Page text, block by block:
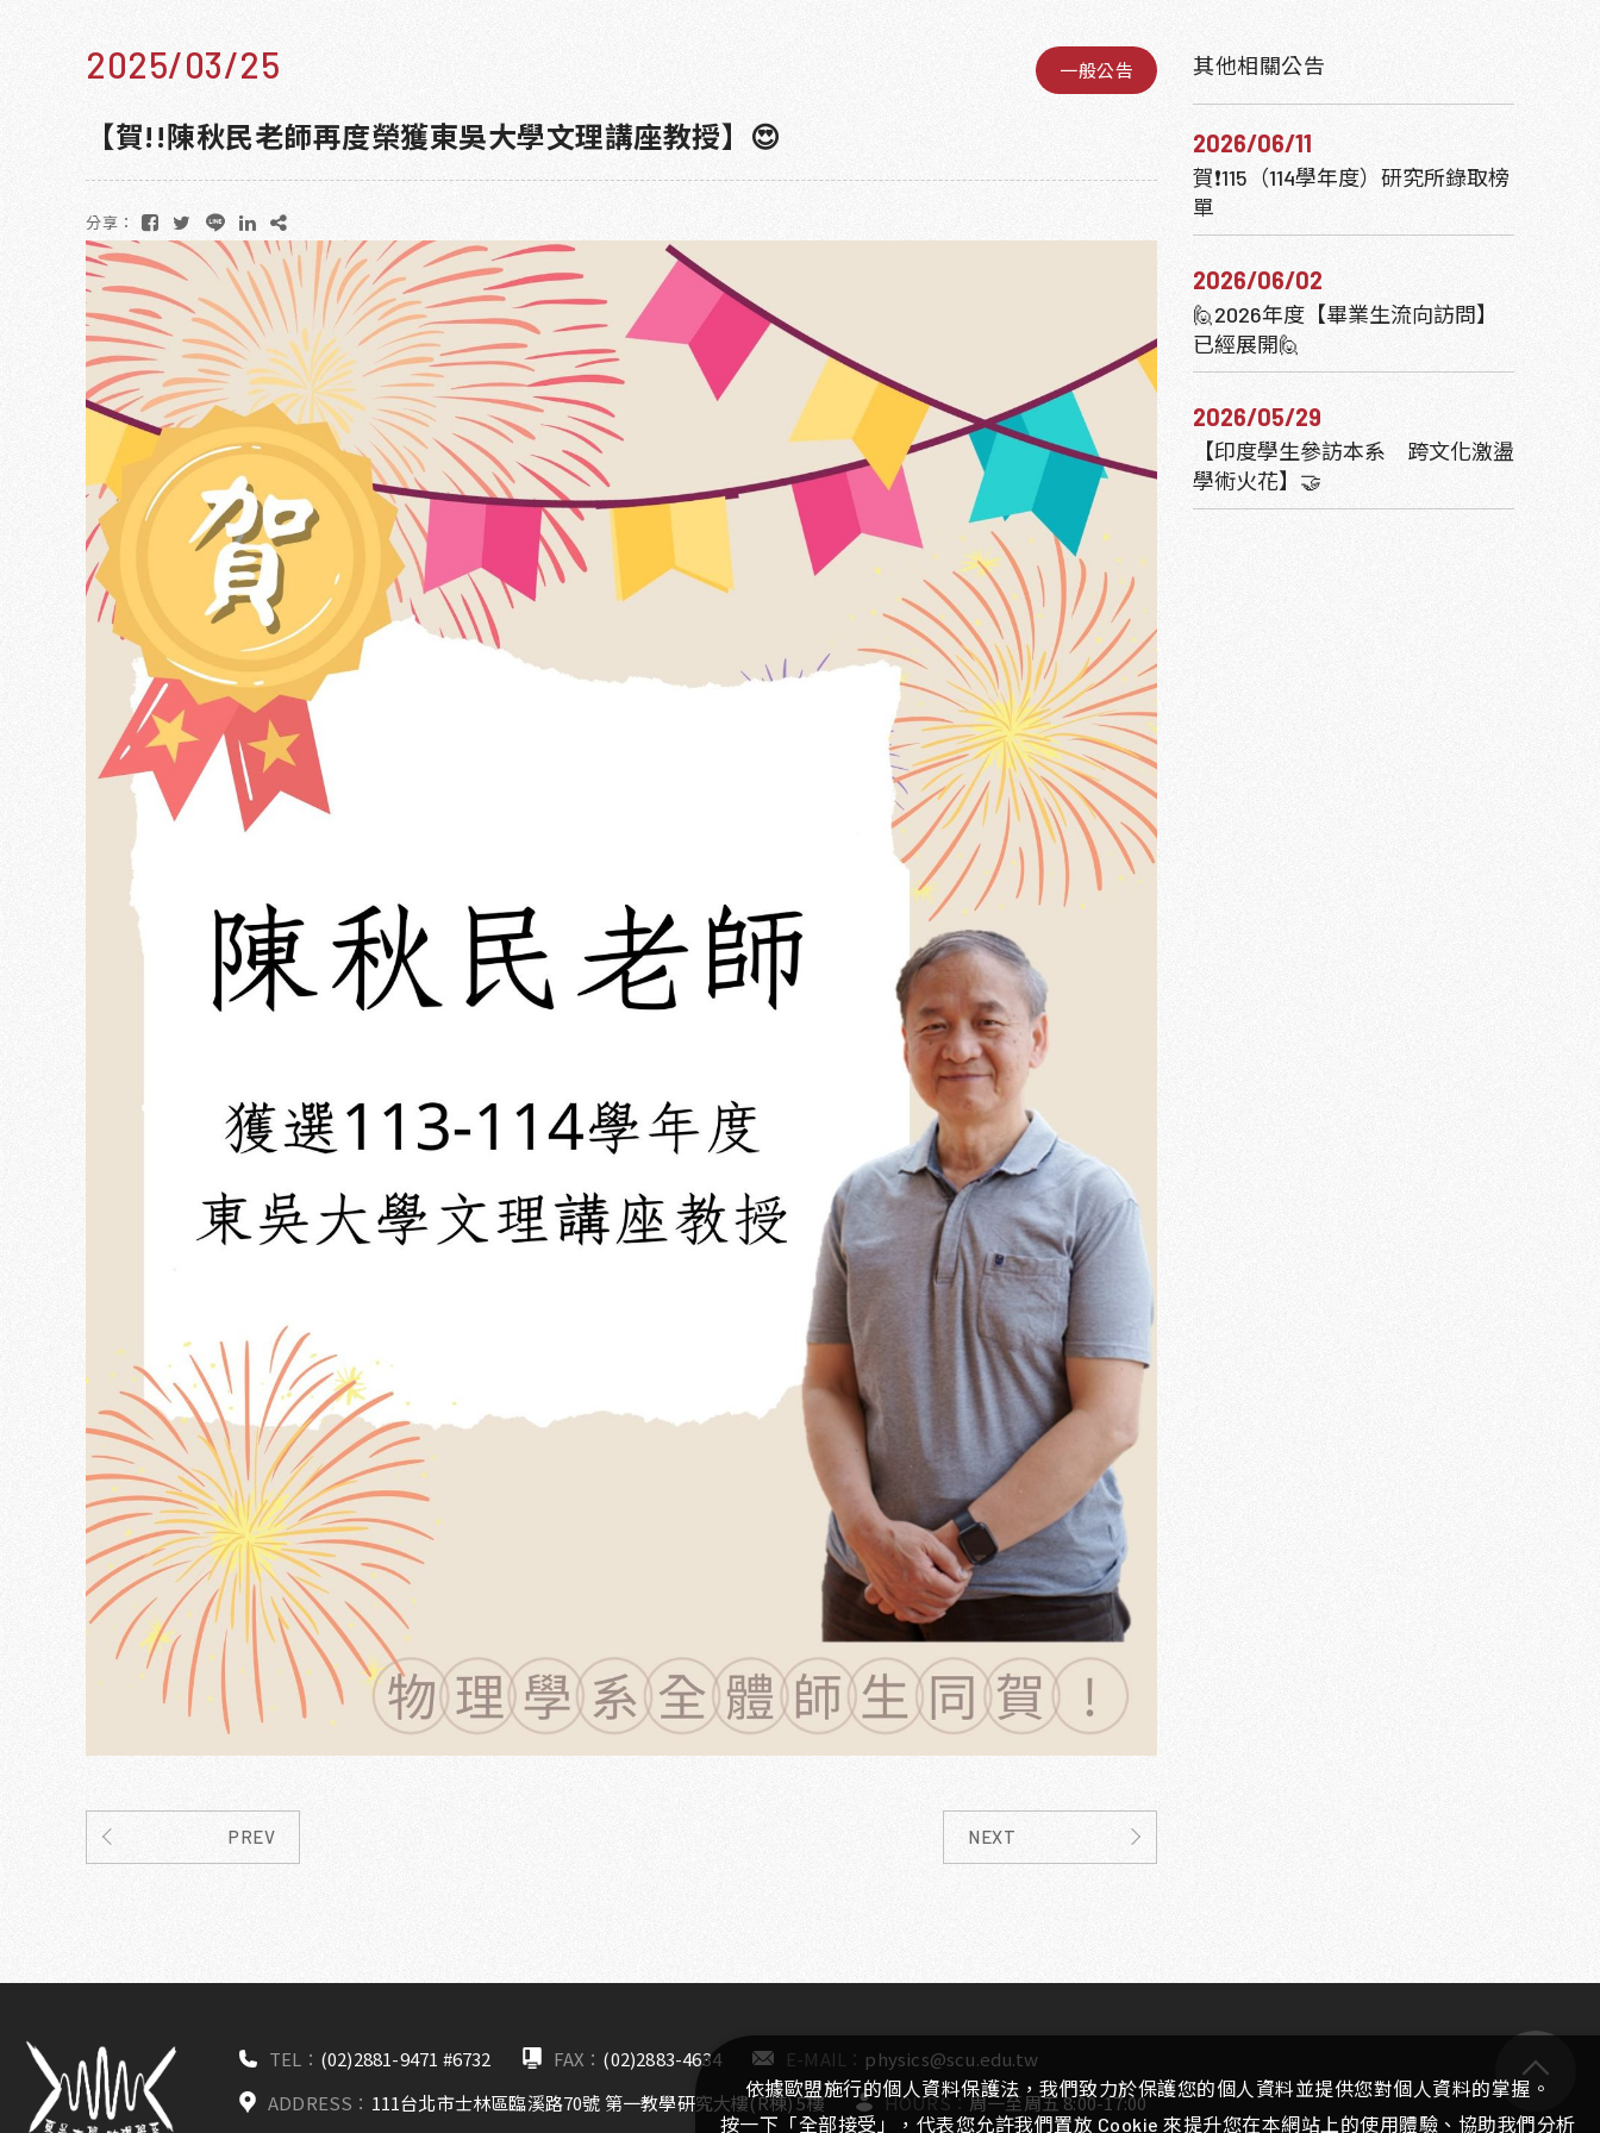
2025/03/25 一般公告
【賀!!陳秋民老師再度榮獲東吳大學文理講座教授】😍
分享：
PREV NEXT
其他相關公告
2026/06/11
賀❗115（114學年度）研究所錄取榜
單
2026/06/02
🙋2026年度【畢業生流向訪問】
已經展開🙋‍
2026/05/29
【印度學生參訪本系 跨文化激盪
學術火花】🤝
TEL： (02)2881-9471 #6732 FAX： (02)2883-4634 E-MAIL： physics@scu.edu.tw
ADDRESS： 111台北市士林區臨溪路70號 第一教學研究大樓(R棟) 5樓 HOURS：周一至周五 8:00-17:00
依據歐盟施行的個人資料保護法，我們致力於保護您的個人資料並提供您對個人資料的掌握。
按一下「全部接受」，代表您允許我們置放 Cookie 來提升您在本網站上的使用體驗、協助我們分析